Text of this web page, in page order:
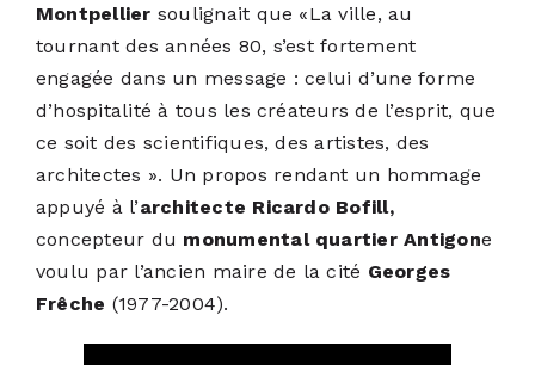
Montpellier soulignait que «La ville, au
tournant des années 80, s’est fortement
engagée dans un message : celui d’une forme
d’hospitalité à tous les créateurs de l’esprit, que
ce soit des scientifiques, des artistes, des
architectes ». Un propos rendant un hommage
appuyé à l’architecte Ricardo Bofill,
concepteur du monumental quartier Antigone
voulu par l’ancien maire de la cité Georges
Frêche (1977-2004).